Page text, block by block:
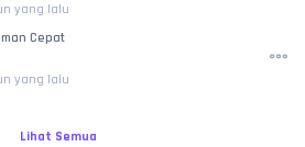
yang lalu
Cepat
yang lalu
Lihat Semua